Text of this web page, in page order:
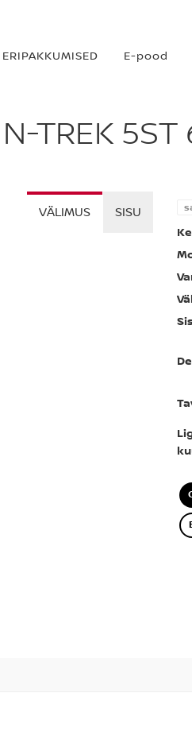
ERIPAKKUMISED E-pood
TREK 5ST
VÄLIMUS SISU